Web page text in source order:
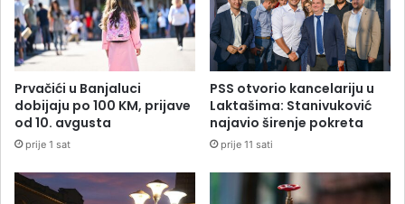
Prvačići u Banjaluci
dobijaju po 100 KM, prijave
od 10. avgusta
prije 1 sat
PSS otvorio kancelariju u
Laktašima: Stanivuković
najavio širenje pokreta
prije 11 sati